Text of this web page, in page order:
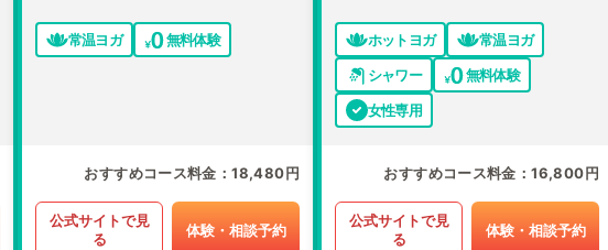
常温ヨガ 無料体験
おすすめコース料金 18,480円
公式サイトで見
る
体験・相談予約
ホットヨガ
常温ヨガ
シャワー
無料体験
女性専用
おすすめコース料金 16,800円
公式サイトで見
る
体験・相談予約